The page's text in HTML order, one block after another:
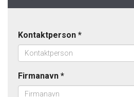
Kontaktperson *
Firmanavn *